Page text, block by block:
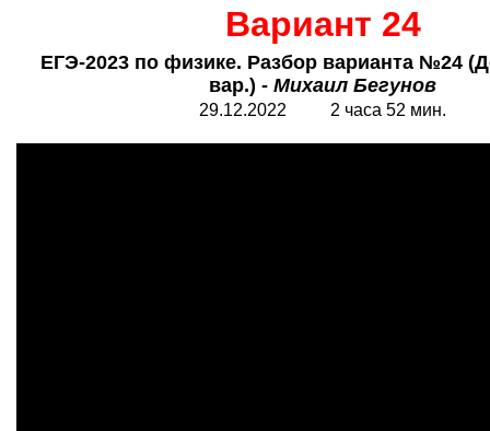
Вариант 24
ЕГЭ-2023 по физике. Разбор варианта №24
вар.) - Михаил Бегунов
29.12.2022 2 часа 52 мин.